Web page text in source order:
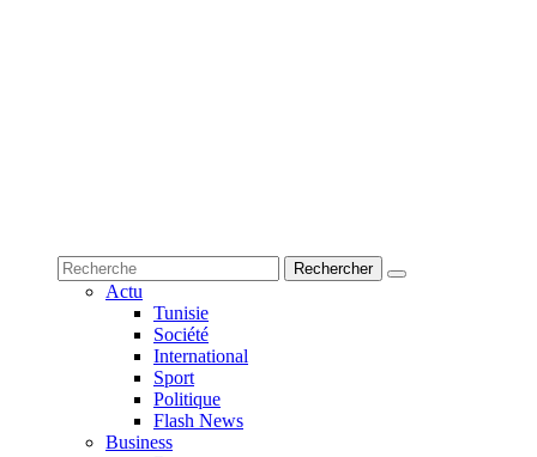
Actu
Tunisie
Société
International
Sport
Politique
Flash News
Business